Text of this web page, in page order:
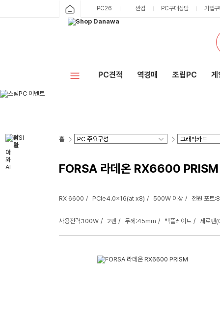
PC26 싼컴 PC구매상담 기업
PC견적 역경매 조립PC 게
홈
FORSA 라데온 RX6600 PRISM
RX 6600 PCIe4.0x16(at x8) 500W 이상 전원 포트
사용전력:100W 2팬 두께:45mm 백플레이트 제로팬